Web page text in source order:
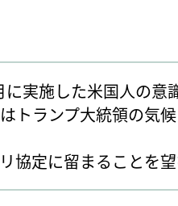
実施した米国人の意
トランプ大統領の気
協定に留まることを